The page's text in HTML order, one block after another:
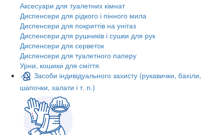
Аксесуари для туалетних кімнат
Диспенсери для рідкого і пінного мила
Диспенсери для покриттів на унітаз
Диспенсери для рушників і сушки для рук
Диспенсери для серветок
Диспенсери для туалетного паперу
Урни, кошики для сміття
Засоби індивідуального захисту (рукавички, бахіли,
шапочки, халати і т. п.)